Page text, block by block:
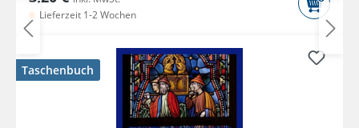
Lieferzeit 1-2 Wochen
Taschenbuch